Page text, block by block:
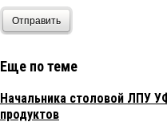
Отправить
Еще по теме
Начальника столовой ЛПУ
продуктов